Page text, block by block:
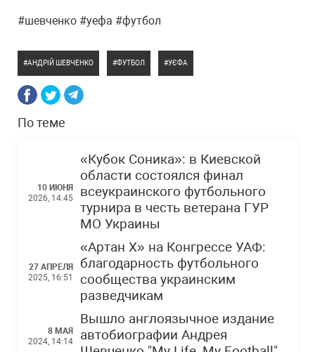
#шевченко #уефа #футбол
АНДРІЙ ШЕВЧЕНКО ФУТБОЛ УЄФА
По теме
10 ИЮНЯ
2026, 14:45
«Кубок Соника»: в Киевской
области состоялся финал
всеукраинского футбольного
турнира в честь ветерана ГУР
МО Украины
27 АПРЕЛЯ
2025, 16:51
«Артан Х» на Конгрессе УАФ:
благодарность футбольного
сообщества украинским
разведчикам
8 МАЯ
2024, 14:14
Вышло англоязычное издание
автобиографии Андрея